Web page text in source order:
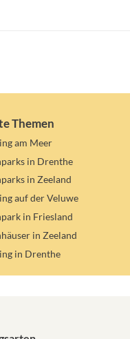
Themen
am Meer
in Drenthe
in Zeeland
auf der Veluwe
in Friesland
in Zeeland
in Drenthe